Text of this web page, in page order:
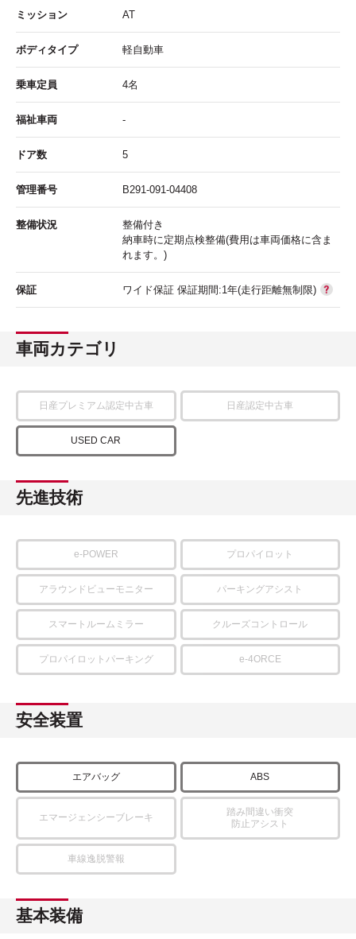
ミッション AT
ボディタイプ 軽自動車
乗車定員 4名
福祉車両 -
ドア数 5
管理番号 B291-091-04408
整備状況
整備付き
納車時に定期点検整備(費用は車両価格に含ま
れます。)
保証 ワイド保証 保証期間:1年(走行距離無制限)
車両カテゴリ
日産プレミアム認定中古車 日産認定中古車
USED CAR
先進技術
e-POWER プロパイロット
アラウンドビューモニター パーキングアシスト
スマートルームミラー クルーズコントロール
プロパイロットパーキング e-4ORCE
安全装置
エアバッグ ABS
エマージェンシーブレーキ
踏み間違い衝突
防止アシスト
車線逸脱警報
基本装備